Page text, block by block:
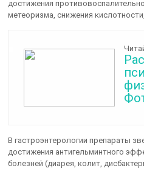
достижения
метеоризма, снижения
В гастроэнтерологии препараты
достижения антигельминтного
болезней (диарея, колит,